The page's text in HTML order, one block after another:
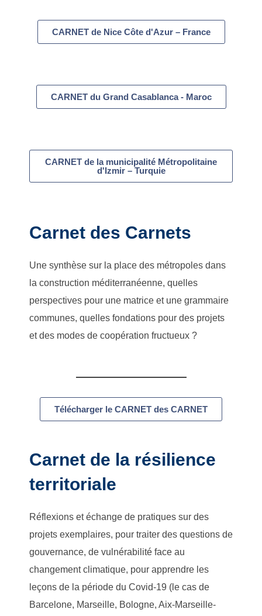
CARNET de Nice Côte d'Azur – France
CARNET du Grand Casablanca - Maroc
CARNET de la municipalité Métropolitaine
d'Izmir – Turquie
Carnet des Carnets
Une synthèse sur la place des métropoles dans
la construction méditerranéenne, quelles
perspectives pour une matrice et une grammaire
communes, quelles fondations pour des projets
et des modes de coopération fructueux ?
Télécharger le CARNET des CARNET
Carnet de la résilience
territoriale
Réflexions et échange de pratiques sur des
projets exemplaires, pour traiter des questions de
gouvernance, de vulnérabilité face au
changement climatique, pour apprendre les
leçons de la période du Covid-19 (le cas de
Barcelone, Marseille, Bologne, Aix-Marseille-